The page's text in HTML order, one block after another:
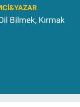
Bilmek, Kırmak